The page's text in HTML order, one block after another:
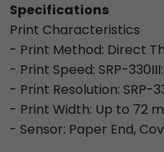
Specifications
Print Characteristics
- Print Method: Direct
- Print Speed: SRP-
- Print Resolution: SRP-
- Print Width: Up to 72
- Sensor: Paper End,